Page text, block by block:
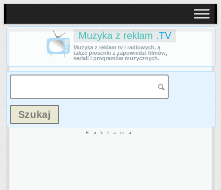
Muzyka z reklam .TV
Muzyka z reklam tv i radiowych, a
także piosenki z zapowiedzi filmów,
seriali i programów muzycznych.
Reklama